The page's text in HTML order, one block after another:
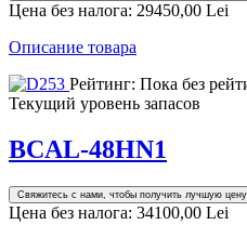
Цена без налога: 29450,00 Lei
Описание товара
Рейтинг: Пока без
Текущий уровень запасов
BCAL-48HN1
Свяжитесь с нами, чтобы получить лучшую цену
Цена без налога: 34100,00 Lei